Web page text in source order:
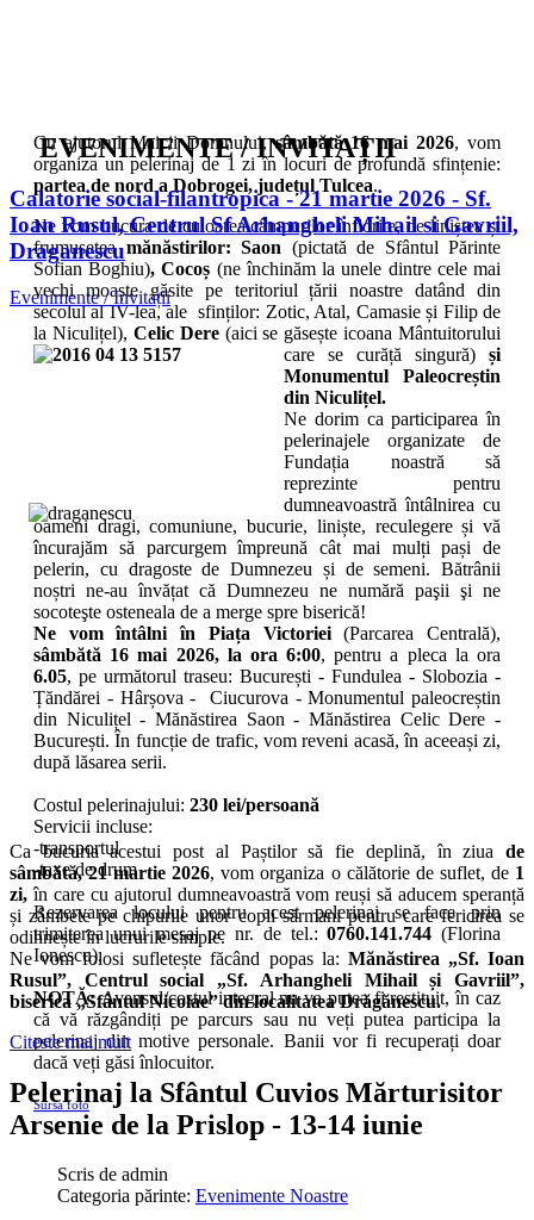
Cu ajutorul Maicii Domnului,sâmbătă 16 mai 2026, vom
organiza un pelerinaj de 1 zi în locuri de profundă sfințenie:
partea de nord a Dobrogei, județul Tulcea.
Ne vom bucura de culoarea câmpurilor înflorite, de liniștea și
frumusețeamănăstirilor: Saon (pictată de Sfântul Părinte
Sofian Boghiu), Cocoș (ne închinăm la unele dintre cele mai
vechi moaște găsite pe teritoriul țării noastre datând din
secolul al IV-lea, ale sfinților: Zotic, Atal, Camasie și Filip de
la Niculițel), Celic Dere (aici se găsește icoana Mântuitorului
care se curăță singură) și
Monumentul Paleocreștin
din Niculițel.
Ne dorim ca participarea în
pelerinajele organizate de
Fundația noastră să
reprezinte pentru
dumneavoastră întâlnirea cu
oameni dragi, comuniune, bucurie, liniște, reculegere și vă
încurajăm să parcurgem împreună cât mai mulți pași de
pelerin, cu dragoste de Dumnezeu și de semeni. Bătrânii
noștri ne-au învățat că Dumnezeu ne numără paşii şi ne
socoteşte osteneala de a merge spre biserică!
Ne vom întâlni în Piața Victoriei(Parcarea Centrală),
sâmbătă 16 mai 2026, la ora 6:00, pentru a pleca la ora
6.05, pe următorul traseu: București - Fundulea - Slobozia -
Țăndărei - Hârșova - Ciucurova - Monumentul paleocreștin
din Niculițel - Mănăstirea Saon - Mănăstirea Celic Dere -
București. În funcție de trafic, vom reveni acasă, în aceeași zi,
după lăsarea serii.
Costul pelerinajului: 230 lei/persoană
Servicii incluse:
-transportul
-taxe de drum
Rezervarea locului pentru acest pelerinaj se face prin
trimiterea unui mesaj pe nr. de tel.:0760.141.744 (Florina
Ionescu).
NOTĂ:Avansul/costul integral nu va putea fi restituit, în caz
că vă răzgândiți pe parcurs sau nu veți putea participa la
pelerinaj din motive personale. Banii vor fi recuperați doar
dacă veți găsi înlocuitor.
Sursa foto
EVENIMENTE / INVITAȚII
Calatorie social-filantropica - 21 martie 2026 - Sf.
Ioan Rusul, Centrul Sf Arhangheli Mihail si Gavriil,
Draganescu
Evenimente / Invitații
Ca bucuria acestui post al Paștilor să fie deplină, în ziua de
sâmbătă, 21 martie2026, vom organiza o călătorie de suflet, de1
zi, în care cu ajutorul dumneavoastră vom reuși să aducem speranță
și zâmbete pe chipurile unor copii sărmani pentru care fericirea se
odihnește în lucrurile simple.
Ne vom folosi sufletește făcând popas la: Mănăstirea „Sf. Ioan
Rusul”, Centrul social „Sf. Arhangheli Mihail și Gavriil”,
biserica „Sfântul Nicolae” din localitatea Drăgănescu.
Citeste mai mult
Pelerinaj la Sfântul Cuvios Mărturisitor
Arsenie de la Prislop - 13-14 iunie
Scris de admin
Categoria părinte: Evenimente Noastre